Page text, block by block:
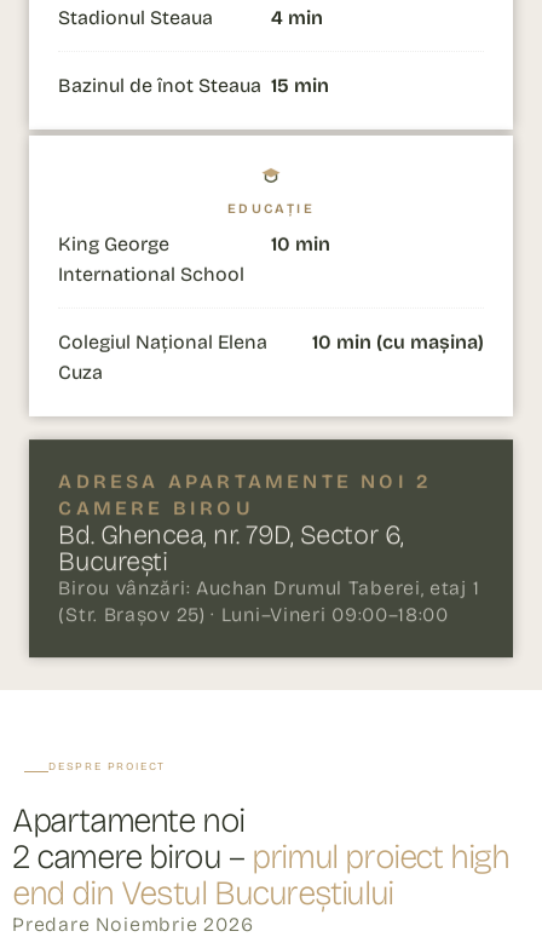
Stadionul Steaua 4 min
Bazinul de înot Steaua 15 min
EDUCAȚIE
King George
International School
10 min
Colegiul Național Elena
Cuza
10 min (cu mașina)
CAMERE BIROU
Bd. Ghencea, nr. 79D, Sector 6,
București
Birou vânzări: Auchan Drumul Taberei, etaj 1
(Str. Brașov 25) · Luni–Vineri 09:00–18:00
DESPRE PROIECT
Apartamente noi
2 camere birou – primul proiect high
end din Vestul Bucureștiului
Predare Noiembrie 2026